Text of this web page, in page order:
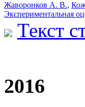
Жаворонков А. В.,
Экспериментальная
Текст
2016